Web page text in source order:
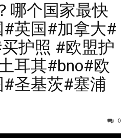
哪个国家最快
英国#加拿大#
护照 #欧盟护
耳其#bno#欧
圣基茨#塞浦
0